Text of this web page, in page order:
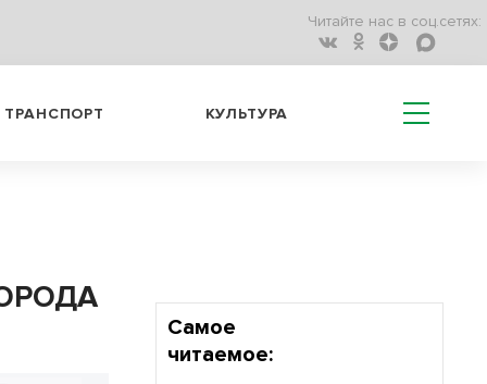
Читайте нас в соц.сетях:
ТРАНСПОРТ КУЛЬТУРА
Самое
читаемое: